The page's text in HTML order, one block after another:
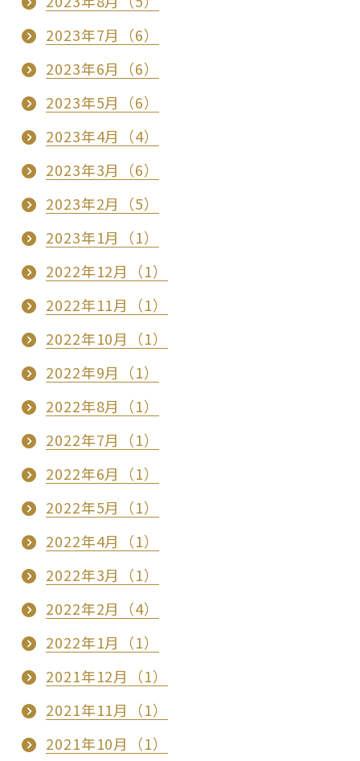
2023年7月（6）
2023年6月（6）
2023年5月（6）
2023年4月（4）
2023年3月（6）
2023年2月（5）
2023年1月（1）
2022年12月（1）
2022年11月（1）
2022年10月（1）
2022年9月（1）
2022年8月（1）
2022年7月（1）
2022年6月（1）
2022年5月（1）
2022年4月（1）
2022年3月（1）
2022年2月（4）
2022年1月（1）
2021年12月（1）
2021年11月（1）
2021年10月（1）